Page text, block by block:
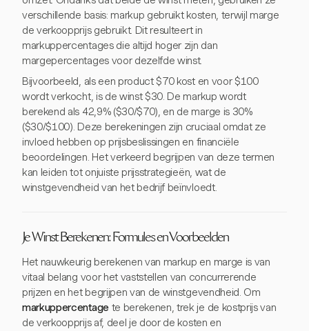
verschillende basis: markup gebruikt kosten, terwijl marge
de verkoopprijs gebruikt. Dit resulteert in
markuppercentages die altijd hoger zijn dan
margepercentages voor dezelfde winst.
Bijvoorbeeld, als een product $70 kost en voor $100
wordt verkocht, is de winst $30. De markup wordt
berekend als 42,9% ($30/$70), en de marge is 30%
($30/$100). Deze berekeningen zijn cruciaal omdat ze
invloed hebben op prijsbeslissingen en financiële
beoordelingen. Het verkeerd begrijpen van deze termen
kan leiden tot onjuiste prijsstrategieën, wat de
winstgevendheid van het bedrijf beïnvloedt.
Je Winst Berekenen: Formules en Voorbeelden
Het nauwkeurig berekenen van markup en marge is van
vitaal belang voor het vaststellen van concurrerende
prijzen en het begrijpen van de winstgevendheid. Om
markuppercentagete berekenen, trek je de kostprijs van
de verkoopprijs af, deel je door de kosten en